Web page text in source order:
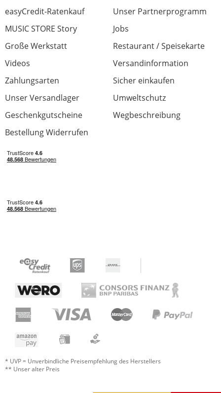
easyCredit-Ratenkauf
Unser Partnerprogramm
MUSIC STORE Story
Jobs
Große Werkstatt
Restaurant / Speisekarte
Videos
Versandinformation
Zahlungsarten
Sicher einkaufen
Unser Versandlager
Umweltschutz
Geschenkgutscheine
Wegbeschreibung
Bestellung Widerrufen
* UVP = Unverbindliche Preisempfehlung des Herstellers
** Unser alter Preis